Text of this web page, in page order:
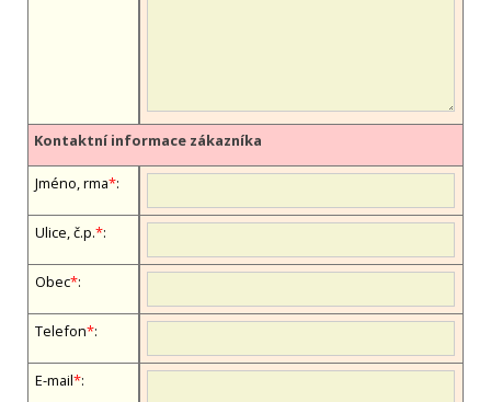
Kontaktní informace zákazníka
Jméno, firma*:
Ulice, č.p.*:
Obec*:
Telefon*:
E-mail*: